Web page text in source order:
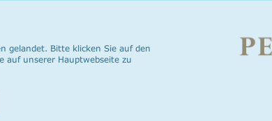
gelandet. Bitte klicken Sie auf den
auf unserer Hauptwebseite zu